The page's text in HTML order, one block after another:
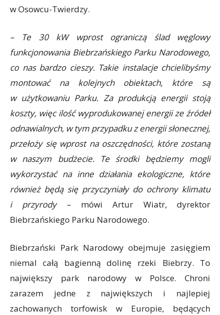
w Osowcu-Twierdzy.
– Te 30 kW wprost ograniczą ślad węglowy
funkcjonowania Biebrzańskiego Parku Narodowego,
co nas bardzo cieszy. Takie instalacje chcielibyśmy
montować na kolejnych obiektach, które są
w użytkowaniu Parku. Za produkcją energii stoją
koszty, więc ilość wyprodukowanej energii ze źródeł
odnawialnych, w tym przypadku z energii słonecznej,
przełoży się wprost na oszczędności, które zostaną
w naszym budżecie. Te środki będziemy mogli
wykorzystać na inne działania ekologiczne, które
również będą się przyczyniały do ochrony klimatu
i przyrody – mówi Artur Wiatr, dyrektor
Biebrzańskiego Parku Narodowego.
Biebrzański Park Narodowy obejmuje zasięgiem
niemal całą bagienną dolinę rzeki Biebrzy. To
największy park narodowy w Polsce. Chroni
zarazem jedne z największych i najlepiej
zachowanych torfowisk w Europie, będących